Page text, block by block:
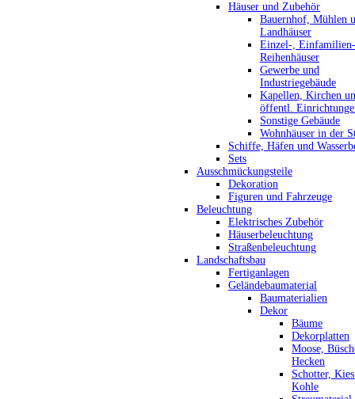
Häuser und Zubehör
Bauernhof, Mühlen
Landhäuser
Einzel-,
Reihenhäuser
Gewerbe und
Industriegebäude
Kapellen, Kirchen
öffentl.
Sonstige Gebäude
Wohnhäuser in der
Schiffe, Häfen und
Sets
Ausschmückungsteile
Dekoration
Figuren und Fahrzeuge
Beleuchtung
Elektrisches Zubehör
Häuserbeleuchtung
Straßenbeleuchtung
Landschaftsbau
Fertiganlagen
Geländebaumaterial
Baumaterialien
Dekor
Bäume
Dekorplatten
Moose,
Hecken
Schotter,
Kohle